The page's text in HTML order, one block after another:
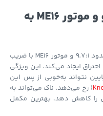
چرا موتور M15 TC توربو و موتور ME16 به
موتور M15 TC توربو با ضریب تراکم حدود 9.7:1 و موتور ME16 با ضریب
ایجاد می‌کند. این ویژگی
به‌خوبی از پس این
می‌دهد. ناک می‌تواند به
دهد. بهترین مکمل